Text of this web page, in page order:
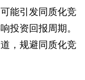
能引发同质化竞
投资回报周期。
，规避同质化竞